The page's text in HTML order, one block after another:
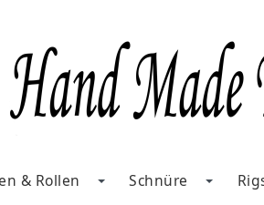
& Rollen Schnüre